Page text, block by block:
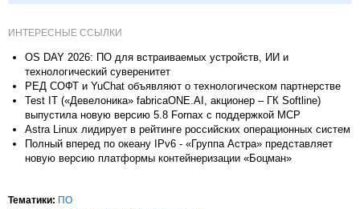
ИНТЕРЕСНЫЕ ССЫЛКИ
OS DAY 2026: ПО для встраиваемых устройств, ИИ и
технологический суверенитет
РЕД СОФТ и YuChat объявляют о технологическом партнерстве
Test IT («Девелоника» fabricaONE.AI, акционер – ГК Softline)
выпустила новую версию 5.8 Fornax с поддержкой MCP
Astra Linux лидирует в рейтинге российских операционных систем
Полный вперед по океану IPv6 - «Группа Астра» представляет
новую версию платформы контейнеризации «Боцман»
Тематики: ПО